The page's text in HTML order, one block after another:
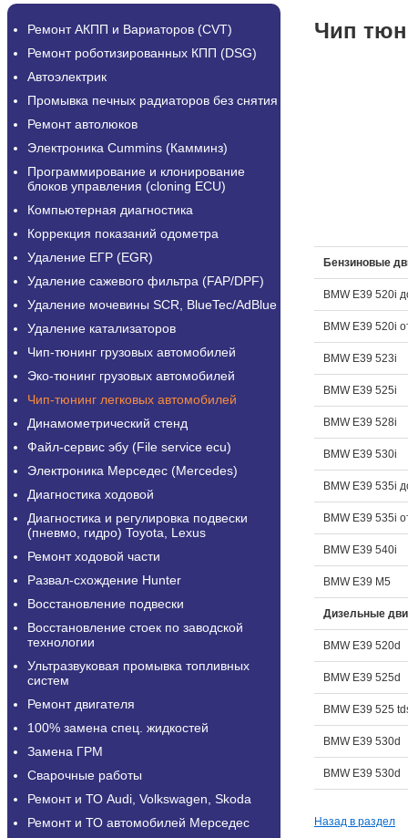
Ремонт АКПП и Вариаторов (CVT)
Ремонт роботизированных КПП (DSG)
Автоэлектрик
Промывка печных радиаторов без снятия
Ремонт автолюков
Электроника Cummins (Камминз)
Программирование и клонирование
блоков управления (cloning ECU)
Компьютерная диагностика
Коррекция показаний одометра
Удаление ЕГР (EGR)
Удаление сажевого фильтра (FAP/DPF)
Удаление мочевины SCR, BlueTec/AdBlue
Удаление катализаторов
Чип-тюнинг грузовых автомобилей
Эко-тюнинг грузовых автомобилей
Чип-тюнинг легковых автомобилей
Динамометрический стенд
Файл-сервис эбу (File service ecu)
Электроника Мерседес (Mercedes)
Диагностика ходовой
Диагностика и регулировка подвески
(пневмо, гидро) Toyota, Lexus
Ремонт ходовой части
Развал-схождение Hunter
Восстановление подвески
Восстановление стоек по заводской
технологии
Ультразвуковая промывка топливных
систем
Ремонт двигателя
100% замена спец. жидкостей
Замена ГРМ
Сварочные работы
Ремонт и ТО Audi, Volkswagen, Skoda
Ремонт и ТО автомобилей Мерседес
Чип
Бензиновые
BMW E39 520i
BMW E39 520i
BMW E39 523i
BMW E39 525i
BMW E39 528i
BMW E39 530i
BMW E39 535i
BMW E39 535i
BMW E39 540i
BMW E39 M5
Дизельные
BMW E39 520d
BMW E39 525d
BMW E39 525
BMW E39 530d
BMW E39 530d
Назад в раздел